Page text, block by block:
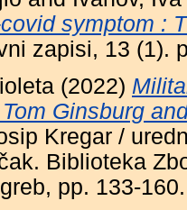
symptom :
zapisi, 13 (1).
(2022)
Ginsburg
Kregar /
Biblioteka
pp. 133-